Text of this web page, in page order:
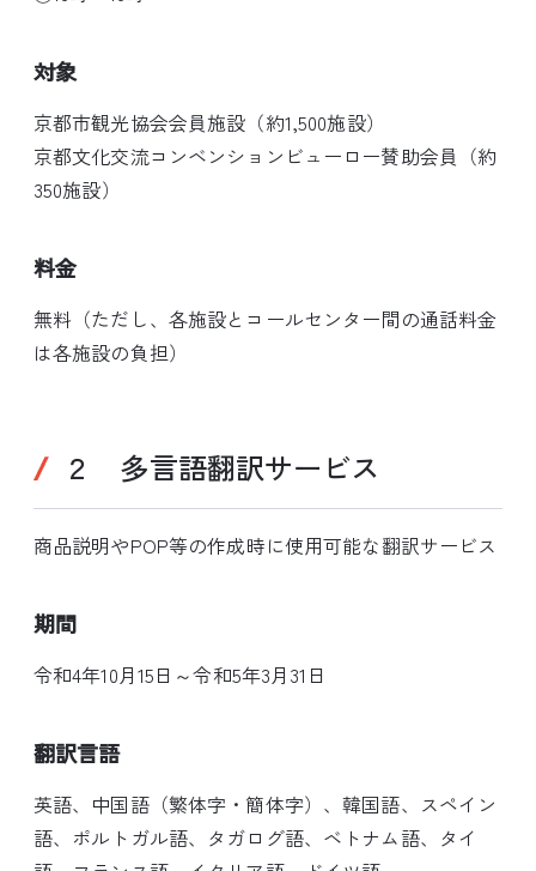
対象
京都市観光協会会員施設（約1,500施設）
京都文化交流コンベンションビューロー賛助会員（約
350施設）
料金
無料（ただし、各施設とコールセンター間の通話料金
は各施設の負担）
２ 多言語翻訳サービス
商品説明やPOP等の作成時に使用可能な翻訳サービス
期間
令和4年10月15日～令和5年3月31日
翻訳言語
英語、中国語（繁体字・簡体字）、韓国語、スペイン
語、ポルトガル語、タガログ語、ベトナム語、タイ